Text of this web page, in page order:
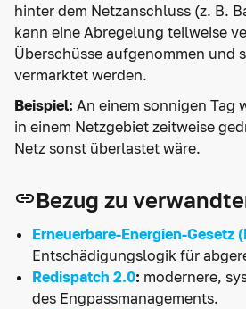
hinter dem Netzanschluss (z. B.
kann eine Abregelung teilweise
Überschüsse aufgenommen und
vermarktet werden.
Beispiel: An einem sonnigen Tag
in einem Netzgebiet zeitweise
Netz sonst überlastet wäre.
Bezug zu
Erneuerbare-Energien-Gesetz
Entschädigungslogik für
Redispatch 2.0: modernere,
des Engpassmanagements.